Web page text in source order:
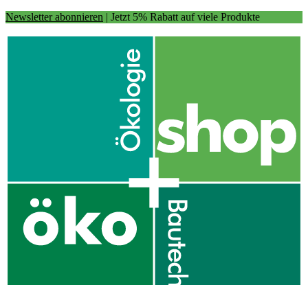
Newsletter abonnieren | Jetzt 5% Rabatt auf viele Produkte